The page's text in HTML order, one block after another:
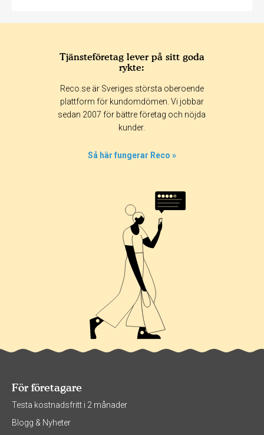
Tjänsteföretag lever på sitt goda
rykte:
Reco.se är Sveriges största oberoende
plattform för kundomdömen. Vi jobbar
sedan 2007 för bättre företag och nöjda
kunder.
Så här fungerar Reco »
För företagare
Testa kostnadsfritt i 2 månader
Blogg & Nyheter